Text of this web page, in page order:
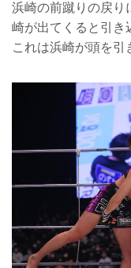
浜崎の前蹴りの戻り
崎が出てくると引き
これは浜崎が頭を引